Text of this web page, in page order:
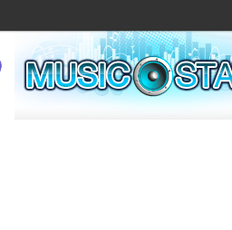
ข่าวด่วน
ละคร